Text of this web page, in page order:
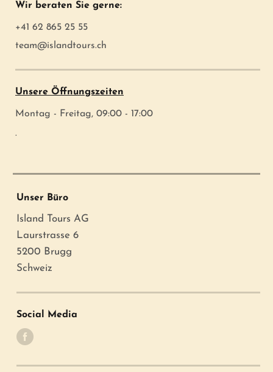
Wir beraten Sie gerne:
+41 62 865 25 55
team@islandtours.ch
Unsere Öffnungszeiten
Montag - Freitag, 09:00 - 17:00
.
Unser Büro
Island Tours AG
Laurstrasse 6
5200 Brugg
Schweiz
Social Media